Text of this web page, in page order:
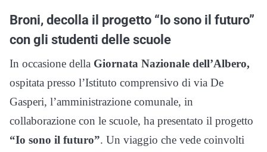
Broni, decolla il progetto “Io sono il futuro”
con gli studenti delle scuole
In occasione della Giornata Nazionale dell’Albero,
ospitata presso l’Istituto comprensivo di via De
Gasperi, l’amministrazione comunale, in
collaborazione con le scuole, ha presentato il progetto
“Io sono il futuro”. Un viaggio che vede coinvolti